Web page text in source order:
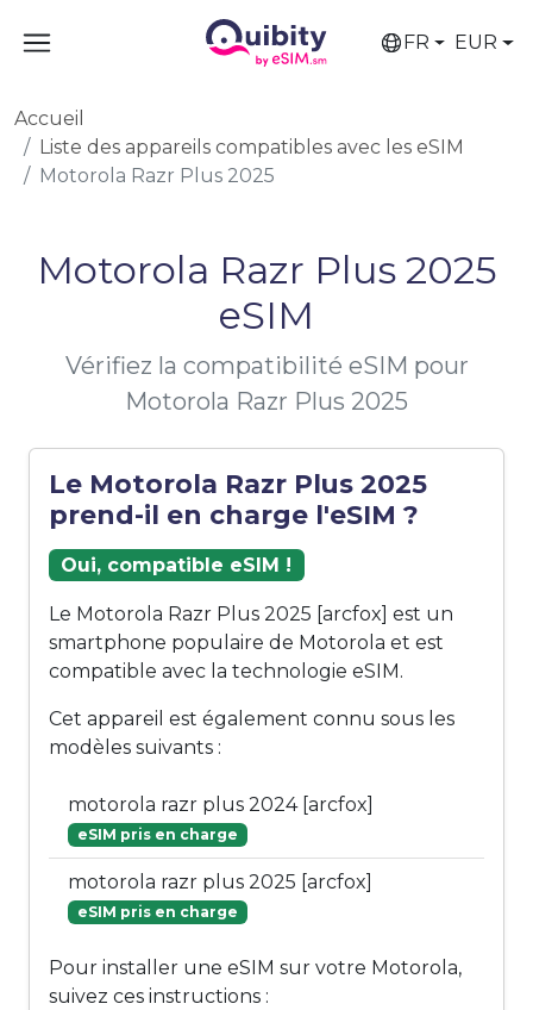
FR EUR
Accueil
Liste des appareils compatibles avec les eSIM
Motorola Razr Plus 2025
Motorola Razr Plus 2025
eSIM
Vérifiez la compatibilité eSIM pour
Motorola Razr Plus 2025
Le Motorola Razr Plus 2025
prend-il en charge l'eSIM ?
Oui, compatible eSIM !
Le Motorola Razr Plus 2025 [arcfox] est un
smartphone populaire de Motorola et est
compatible avec la technologie eSIM.
Cet appareil est également connu sous les
modèles suivants :
motorola razr plus 2024 [arcfox]
eSIM pris en charge
motorola razr plus 2025 [arcfox]
eSIM pris en charge
Pour installer une eSIM sur votre Motorola,
suivez ces instructions :